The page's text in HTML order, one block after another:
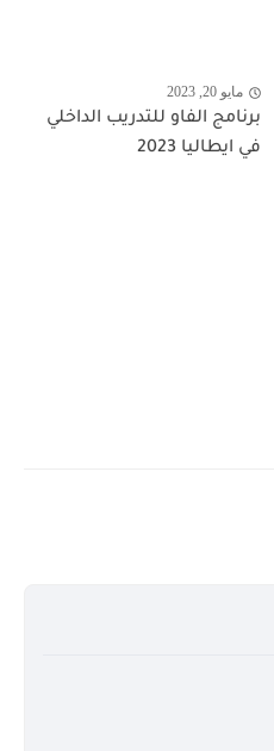
مايو 20, 2023
برنامج الفاو للتدريب الداخلي
في ايطاليا 2023